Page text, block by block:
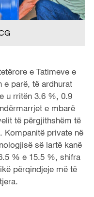
e Tatimeve e
e parë, të ardhurat
u rritën 3.6 %, 0.9
e mbarë
të përgjithshëm të
Kompanitë private në
së lartë kanë
% e 15.5 %, shifra
përqindjeje më të